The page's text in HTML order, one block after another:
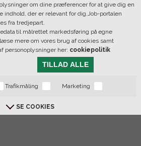
om dine præferencer for at give dig en
indhold, der er relevant for dig.Job-portalen
fra tredjepart.
til målrettet markedsføring på egne
mere om vores brug af cookies samt
personoplysninger her: cookiepolitik
TILLAD ALLE
Trafikmåling Marketing
SE COOKIES